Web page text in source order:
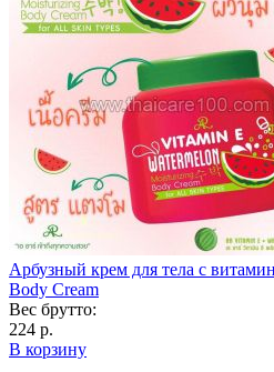
Арбузный крем для тела с
Body Cream
Вес брутто:
224 р.
В корзину